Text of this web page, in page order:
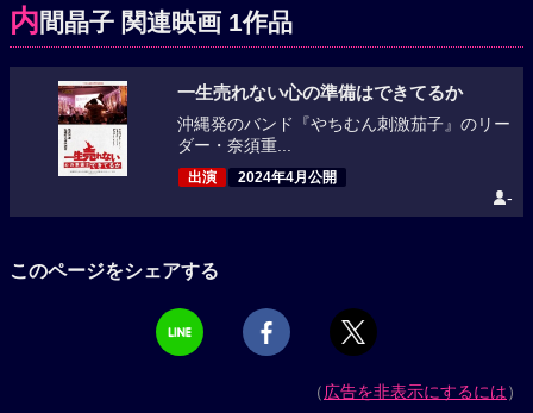
内間晶子 関連映画 1作品
一生売れない心の準備はできてるか
沖縄発のバンド『やちむん刺激茄子』のリー
ダー・奈須重...
出演 2024年4月公開
-
このページをシェアする
（広告を非表示にするには）